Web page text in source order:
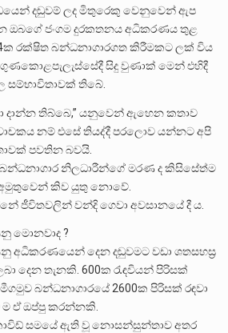
දඬුවම් ලද මිතුරෙකු වෙනුවෙන් ඇප
ඔබගේ ජංගම දුරකතනය අධිකරණය තුළ
රක්ෂිත බන්ධනාගාරගත කිරීමකට ලක් විය
සිදු වුණාක් මෙන් එහිදී
සම්භාවිතාවක් තිබේ.
දාන්න තිබ්බෙ,” යනුවෙන් ඇහෙන කතාව
නම් එසේ තියද්දී පරලොව යන්නට අපි
පවතින බවයි.
නිලධාරීන්ගේ මරණ ද කිසිසේත්ම
කිව යුතු නොවේ.
ජීවිතවලින් වන්දි ගෙවා අවසානයේ දී ය.
මොනවාද ?
අධිකරණයෙන් දෙන දඬුවමට වඩා ශතසහස්‍ර
දෙන තැනකි. 600ක රැඳවියන් පිරිසක්
බන්ධනාගාරයේ 2600ක පිරිසක් රඳවා
ම ඒ ඔප්පු කරන්නකි.
සමයේ ඇති වූ නොසන්සුන්තාව අතර